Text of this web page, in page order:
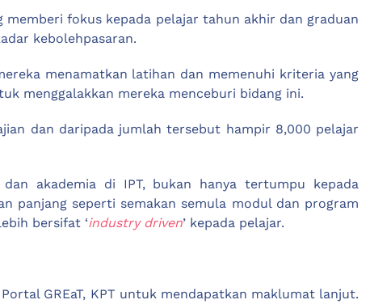
fokus kepada pelajar tahun akhir dan graduan
kebolehpasaran.
menamatkan latihan dan memenuhi kriteria yang
menggalakkan mereka menceburi bidang ini.
dan daripada jumlah tersebut hampir 8,000 pelajar
akademia di IPT, bukan hanya tertumpu kepada
panjang seperti semakan semula modul dan program
bersifat ‘industry driven’ kepada pelajar.
GREaT, KPT untuk mendapatkan maklumat lanjut.